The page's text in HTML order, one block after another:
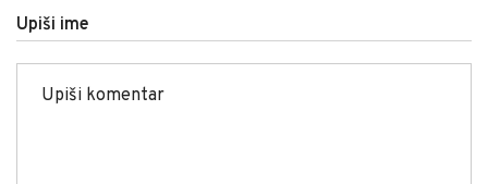
Upiši ime